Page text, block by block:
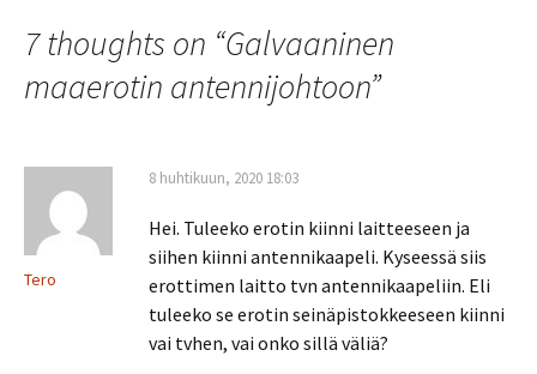
7 thoughts on “Galvaaninen
maaerotin antennijohtoon”
Tero
8 huhtikuun, 2020 18:03
Hei. Tuleeko erotin kiinni laitteeseen ja
siihen kiinni antennikaapeli. Kyseessä siis
erottimen laitto tvn antennikaapeliin. Eli
tuleeko se erotin seinäpistokkeeseen kiinni
vai tvhen, vai onko sillä väliä?